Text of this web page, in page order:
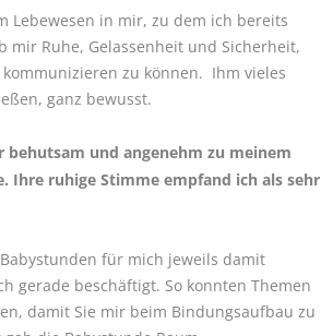
Lebewesen in mir, zu dem ich bereits
mir Ruhe, Gelassenheit und Sicherheit,
zu können. Ihm vieles
ganz bewusst.
und angenehm zu meinem
Ihre ruhige Stimme empfand ich als sehr
für mich jeweils damit
gerade beschäftigt. So konnten Themen
damit Sie mir beim Bindungsaufbau zu